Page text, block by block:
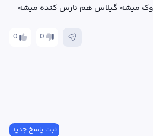
میشه گیلاس هم نارس کنده میشه
0 0
ثبت پاسخ جدید